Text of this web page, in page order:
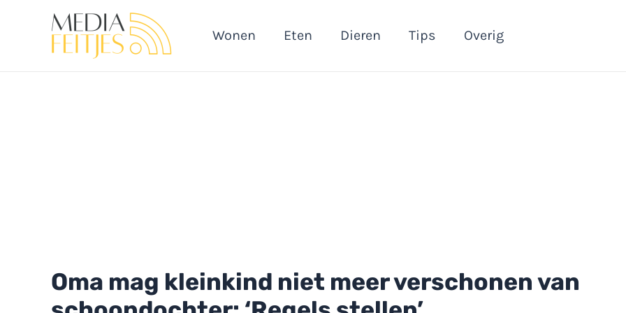
Wonen Eten Dieren Tips Overig
Oma mag kleinkind niet meer verschonen van